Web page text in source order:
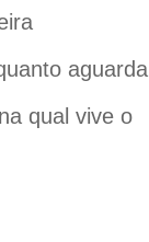
aguarda
qual vive o